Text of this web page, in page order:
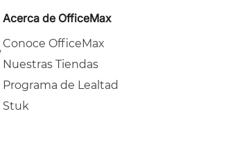
Acerca de OfficeMax
Conoce OfficeMax
Nuestras Tiendas
Programa de Lealtad
Stuk